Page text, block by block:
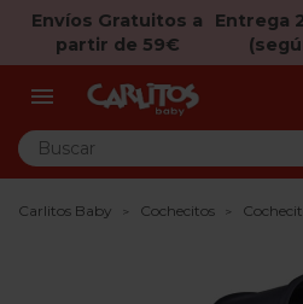
Envíos Gratuitos a
partir de 59€
Entrega

Carlitos Baby Cochecitos